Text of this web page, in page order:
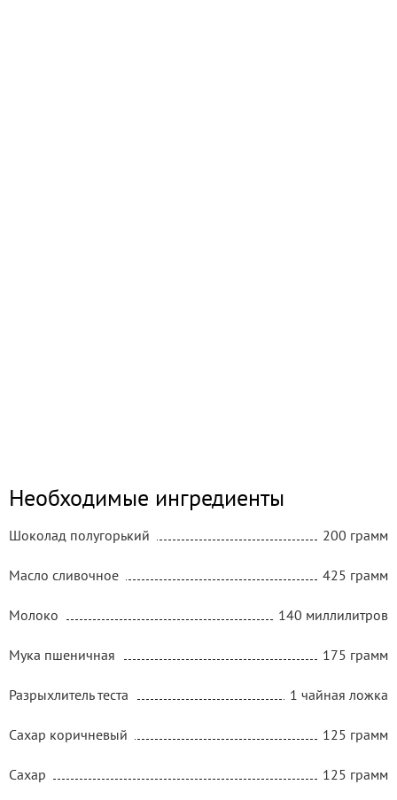
Необходимые ингредиенты
Шоколад полугорький 200 грамм
Масло сливочное 425 грамм
Молоко 140 миллилитров
Мука пшеничная 175 грамм
Разрыхлитель теста 1 чайная ложка
Сахар коричневый 125 грамм
Сахар 125 грамм